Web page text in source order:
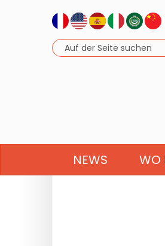
NEWS WO